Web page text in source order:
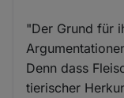
"Der Grund für
Denn dass
tierischer